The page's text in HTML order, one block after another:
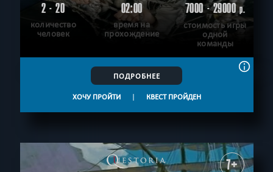
2 - 20
количество
человек
02:00
время на
прохождение
7000 - 29000р.
стоимость игры
одной
команды
ПОДРОБНЕЕ
ХОЧУ ПРОЙТИ | КВЕСТ ПРОЙДЕН
7+